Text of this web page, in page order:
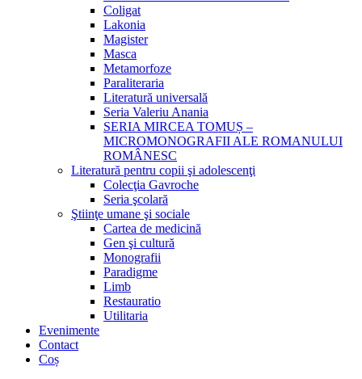
Coligat
Lakonia
Magister
Masca
Metamorfoze
Paraliteraria
Literatură universală
Seria Valeriu Anania
SERIA MIRCEA TOMUȘ –
MICROMONOGRAFII ALE ROMANULUI
ROMÂNESC
Literatură pentru copii şi adolescenţi
Colecţia Gavroche
Seria şcolară
Ştiinţe umane şi sociale
Cartea de medicină
Gen şi cultură
Monografii
Paradigme
Limb
Restauratio
Utilitaria
Evenimente
Contact
Coș